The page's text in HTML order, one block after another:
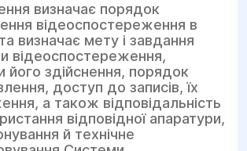
визначає порядок
відеоспостереження в
визначає мету і завдання
відеоспостереження,
його здійснення, порядок
доступ до записів, їх
а також відповідальність
відповідної апаратури,
й технічне